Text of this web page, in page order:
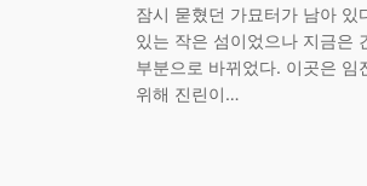
잠시 묻혔던 가묘터가 남아 있
있는 작은 섬이었으나 지금은
부분으로 바뀌었다. 이곳은 임
위해 진린이…